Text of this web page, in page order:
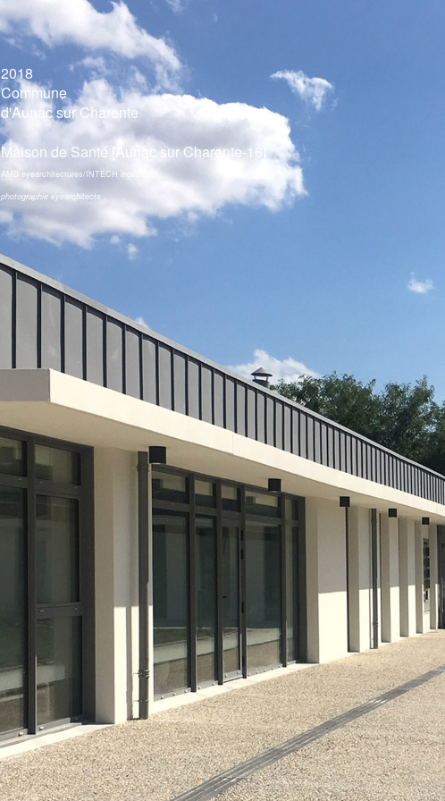
2018
Commune
d'Aunac sur Charente
Maison de Santé [Aunac sur Charente-16]
AMB/eyearchitectures/INTECH ingénierie
photographie eyearchitects